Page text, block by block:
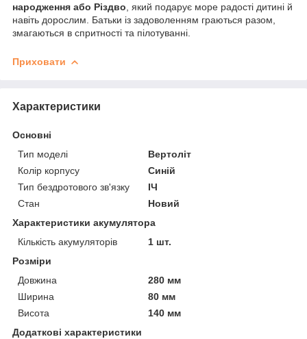
народження або Різдво , який подарує море радості дитині й
навіть дорослим. Батьки із задоволенням граються разом,
змагаються в спритності та пілотуванні.
Приховати
Характеристики
Основні
Тип моделі
Вертоліт
Колір корпусу
Синій
Тип бездротового зв'язку
ІЧ
Стан
Новий
Характеристики акумулятора
Кількість акумуляторів
1 шт.
Розміри
Довжина
280 мм
Ширина
80 мм
Висота
140 мм
Додаткові характеристики